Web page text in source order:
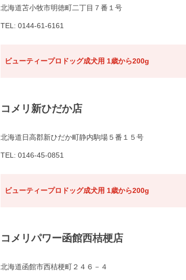
北海道苫小牧市明徳町二丁目７番１号
TEL: 0144-61-6161
ビューティープロドッグ成犬用 1歳から200g
コメリ新ひだか店
北海道日高郡新ひだか町静内駒場５番１５号
TEL: 0146-45-0851
ビューティープロドッグ成犬用 1歳から200g
コメリパワー函館西桔梗店
北海道函館市西桔梗町２４６－４